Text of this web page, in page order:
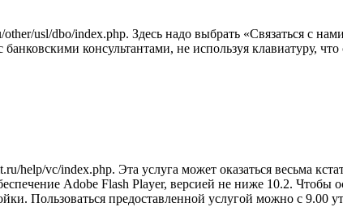
usl/dbo/index.php. Здесь надо выбрать «Связаться с
консультантами, не используя клавиатуру,
help/vc/index.php. Эта услуга может оказаться весьма
Adobe Flash Player, версией не ниже 10.2.
Пользоваться предоставленной услугой можно с 9.00